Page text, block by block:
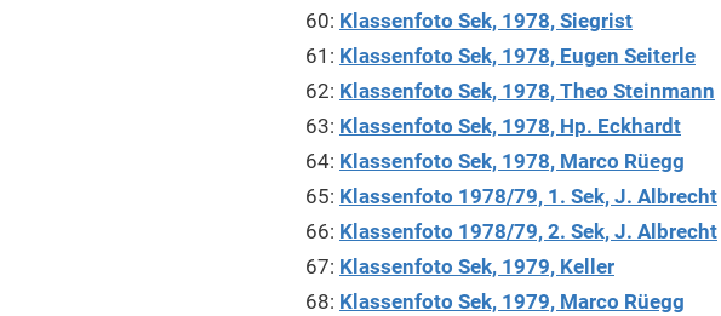
60: Klassenfoto Sek, 1978, Siegrist
61: Klassenfoto Sek, 1978, Eugen Seiterle
62: Klassenfoto Sek, 1978, Theo Steinmann
63: Klassenfoto Sek, 1978, Hp. Eckhardt
64: Klassenfoto Sek, 1978, Marco Rüegg
65: Klassenfoto 1978/79, 1. Sek, J. Albrecht
66: Klassenfoto 1978/79, 2. Sek, J. Albrecht
67: Klassenfoto Sek, 1979, Keller
68: Klassenfoto Sek, 1979, Marco Rüegg